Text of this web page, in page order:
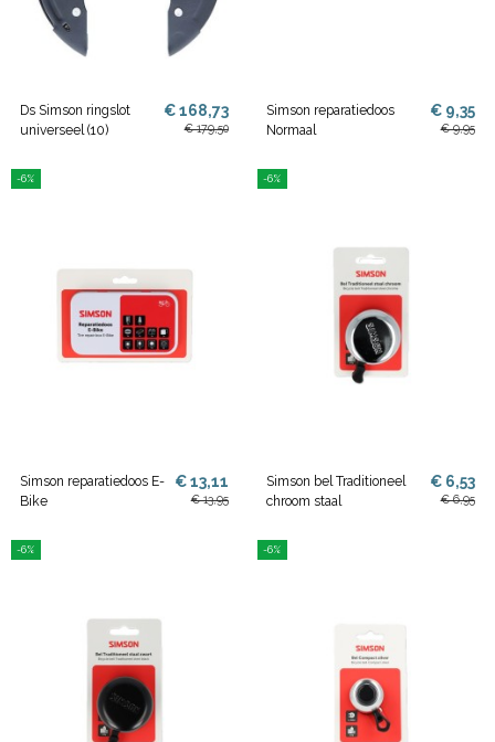
Ds Simson ringslot
universeel (10)
€ 168,73
€ 179,50
Simson reparatiedoos
Normaal
€ 9,35
€ 9,95
-6%
Simson reparatiedoos E-
Bike
€ 13,11
€ 13,95
-6%
Simson bel Traditioneel
chroom staal
€ 6,53
€ 6,95
-6% -6%